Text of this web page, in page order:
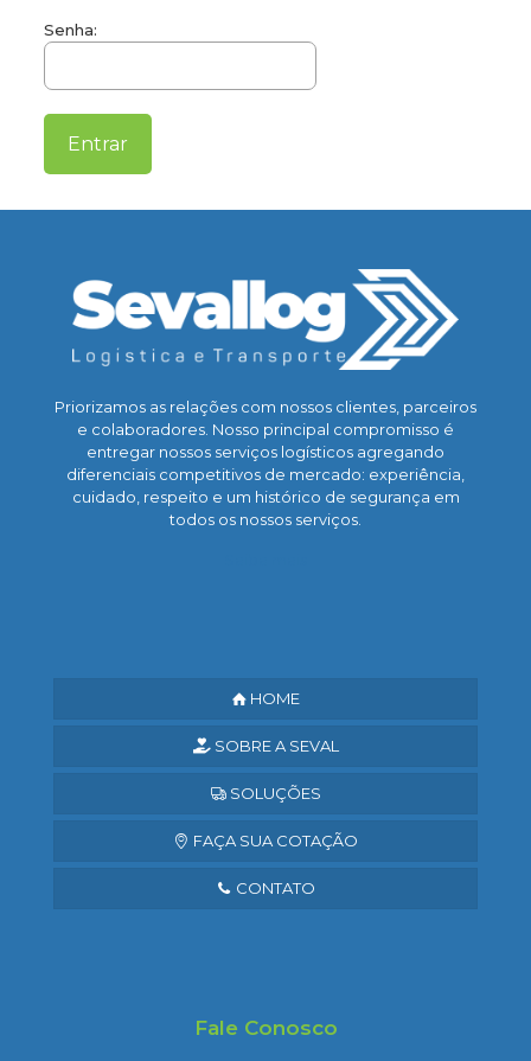
Senha:
Priorizamos as relações com nossos clientes, parceiros
e colaboradores. Nosso principal compromisso é
entregar nossos serviços logísticos agregando
diferenciais competitivos de mercado: experiência,
cuidado, respeito e um histórico de segurança em
todos os nossos serviços.
HOME
SOBRE A SEVAL
SOLUÇÕES
FAÇA SUA COTAÇÃO
CONTATO
Fale Conosco